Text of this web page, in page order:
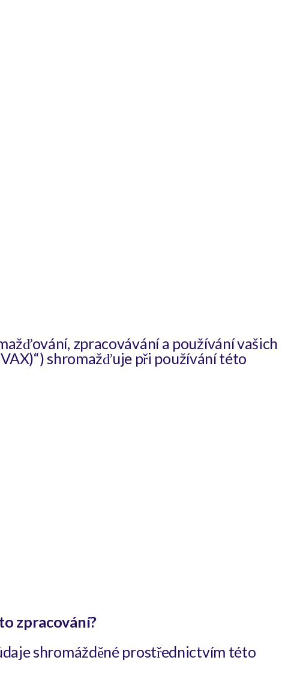
zpracovávání a používání vašich
shromažďuje při používání této
zpracování?
shromážděné prostřednictvím této